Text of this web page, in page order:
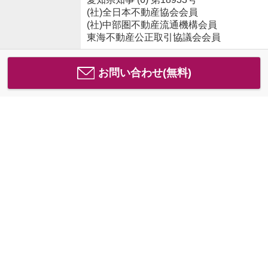
(社)全日本不動産協会会員
(社)中部圏不動産流通機構会員
東海不動産公正取引協議会会員
お問い合わせ(無料)